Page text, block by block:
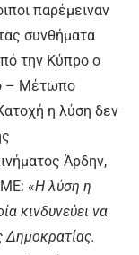
παρέμειναν
συνθήματα
την Κύπρο ο
– Μέτωπο
η λύση δεν
Άρδην,
«Η λύση η
κινδυνεύει να
Δημοκρατίας.